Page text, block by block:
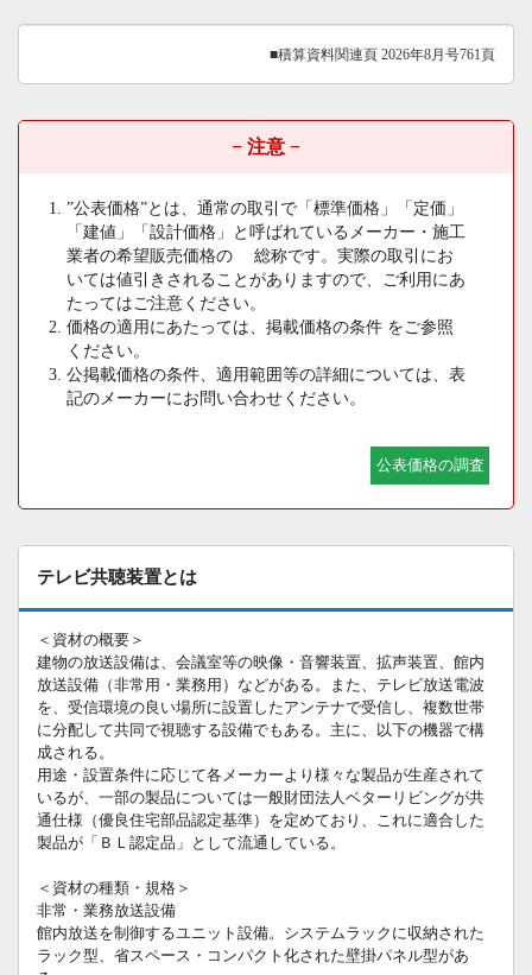
■積算資料関連頁 2026年8月号761頁
− 注意 −
”公表価格”とは、通常の取引で「標準価格」「定価」
「建値」「設計価格」と呼ばれているメーカー・施工
業者の希望販売価格の 総称です。実際の取引にお
いては値引きされることがありますので、ご利用にあ
たってはご注意ください。
価格の適用にあたっては、掲載価格の条件 をご参照
ください。
公掲載価格の条件、適用範囲等の詳細については、表
記のメーカーにお問い合わせください。
公表価格の調査
テレビ共聴装置とは
＜資材の概要＞
建物の放送設備は、会議室等の映像・音響装置、拡声装置、館内
放送設備（非常用・業務用）などがある。また、テレビ放送電波
を、受信環境の良い場所に設置したアンテナで受信し、複数世帯
に分配して共同で視聴する設備でもある。主に、以下の機器で構
成される。
用途・設置条件に応じて各メーカーより様々な製品が生産されて
いるが、一部の製品については一般財団法人ベターリビングが共
通仕様（優良住宅部品認定基準）を定めており、これに適合した
製品が「ＢＬ認定品」として流通している。
＜資材の種類・規格＞
非常・業務放送設備
館内放送を制御するユニット設備。システムラックに収納された
ラック型、省スペース・コンパクト化された壁掛パネル型があ